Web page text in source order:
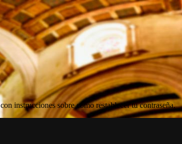
instrucciones sobre cómo restablecer tu contraseña.